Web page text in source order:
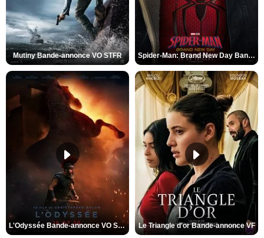
Mutiny Bande-annonce VO STFR Spider-Man: Brand New Day Bande-annonce VO STFR
L'Odyssée Bande-annonce VO STFR Le Triangle d'or Bande-annonce VF